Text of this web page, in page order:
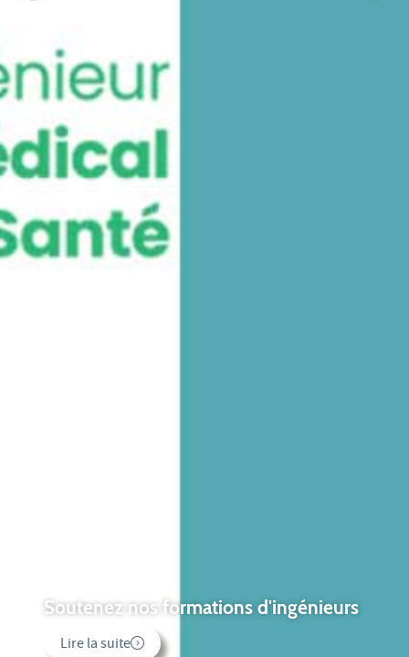
Soutenez nos formations d'ingénieurs
Lire la suite